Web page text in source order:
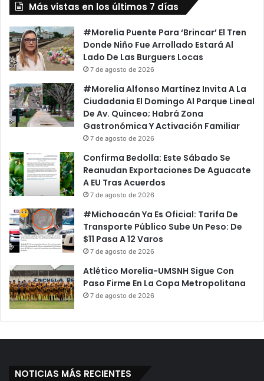
Más vistas en los últimos 7 días
#Morelia Puente Para ‘Brincar’ El Tren
Donde Niño Fue Arrollado Estará Al
Lado De Las Burguers Locas
7 de agosto de 2026
#Morelia Alfonso Martínez Invita A La
Ciudadania El Domingo Al Parque Lineal
De Av. Quinceo; Habrá Zona
Gastronómica Y Activación Familiar
7 de agosto de 2026
Confirma Bedolla: Este Sábado Se
Reanudan Exportaciones De Aguacate
A EU Tras Acuerdos
7 de agosto de 2026
#Michoacán Ya Es Oficial: Tarifa De
Transporte Público Sube Un Peso: De
$11 Pasa A 12 Varos
7 de agosto de 2026
Atlético Morelia-UMSNH Sigue Con
Paso Firme En La Copa Metropolitana
7 de agosto de 2026
NOTICIAS MÁS RECIENTES